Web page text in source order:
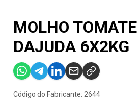
MOLHO
DAJUDA 6X2KG
Código do Fabricante: 2644